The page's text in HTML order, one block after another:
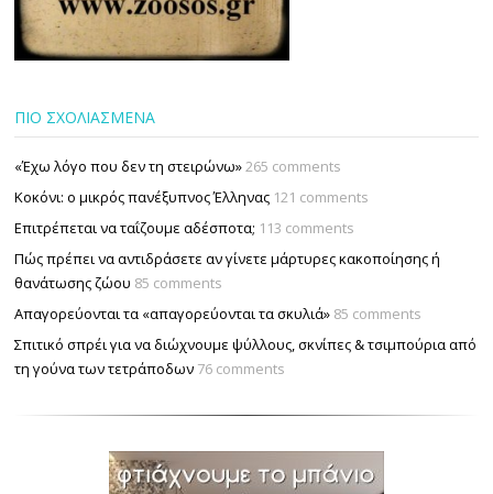
ΠΙΟ ΣΧΟΛΙΑΣΜΕΝΑ
«Έχω λόγο που δεν τη στειρώνω»265 comments
Κοκόνι: ο μικρός πανέξυπνος Έλληνας 121 comments
Επιτρέπεται να ταΐζουµε αδέσποτα; 113 comments
Πώς πρέπει να αντιδράσετε αν γίνετε μάρτυρες κακοποίησης ή
θανάτωσης ζώου 85 comments
Απαγορεύονται τα «απαγορεύονται τα σκυλιά» 85 comments
Σπιτικό σπρέι για να διώχνουμε ψύλλους, σκνίπες & τσιμπούρια από
τη γούνα των τετράποδων 76 comments